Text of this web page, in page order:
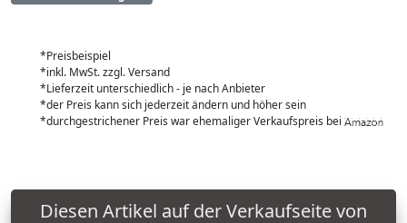
*Preisbeispiel
*inkl. MwSt. zzgl. Versand
*Lieferzeit unterschiedlich - je nach Anbieter
*der Preis kann sich jederzeit ändern und höher sein
*durchgestrichener Preis war ehemaliger Verkaufspreis bei